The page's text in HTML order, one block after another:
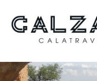
Calzada
su